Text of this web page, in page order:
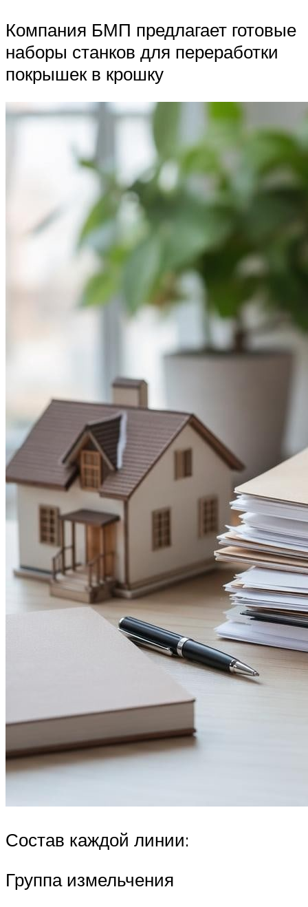
Компания БМП предлагает готовые
наборы станков для переработки
покрышек в крошку
Состав каждой линии:
Группа измельчения